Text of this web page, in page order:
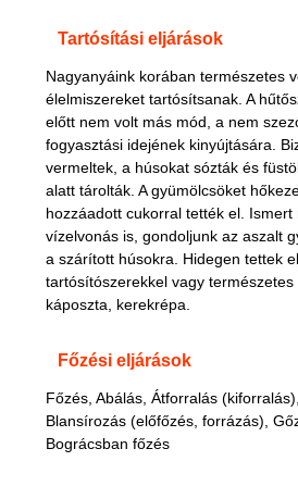
Tartósítási eljárások
Nagyanyáink korában természetes
élelmiszereket tartósítsanak. A
előtt nem volt más mód, a nem
fogyasztási idejének kinyújtására.
vermeltek, a húsokat sózták és
alatt tárolták. A gyümölcsöket
hozzáadott cukorral tették el. Ismert
vízelvonás is, gondoljunk az aszalt
a szárított húsokra. Hidegen tettek
tartósítószerekkel vagy természetes
káposzta, kerekrépa.
Főzési eljárások
Főzés, Abálás, Átforralás
Blansírozás (előfőzés, forrázás),
Bográcsban főzés